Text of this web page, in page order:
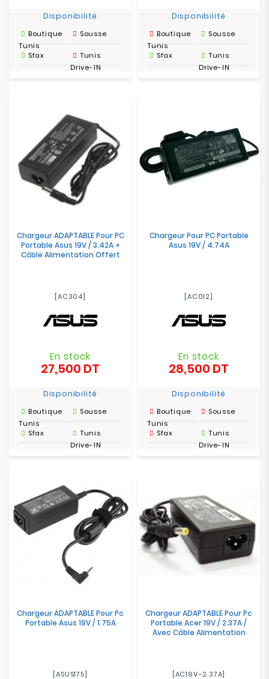
Disponibilité
Boutique
Tunis
Sousse
Sfax
Tunis
Drive-IN
Disponibilité
Boutique
Tunis
Sousse
Sfax
Tunis
Drive-IN
Chargeur ADAPTABLE Pour PC
Portable Asus 19V / 3.42A +
Câble Alimentation Offert
[AC304]
En stock
27,500 DT
Disponibilité
Boutique
Tunis
Sousse
Sfax
Tunis
Drive-IN
Chargeur Pour PC Portable
Asus 19V / 4.74A
[AC012]
En stock
28,500 DT
Disponibilité
Boutique
Tunis
Sousse
Sfax
Tunis
Drive-IN
Chargeur ADAPTABLE Pour Pc
Portable Asus 19V / 1.75A
[ASUS175]
Chargeur ADAPTABLE Pour Pc
Portable Acer 19V / 2.37A /
Avec Câble Alimentation
[AC19V-2.37A]